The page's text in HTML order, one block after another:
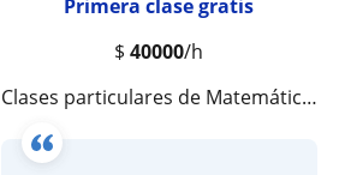
Primera clase gratis
$40000/h
Clases particulares de Matemáticas, cursos pre-icfes, refuerzos escolares y asesorías de tareas en forma virtual o presencial